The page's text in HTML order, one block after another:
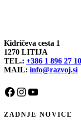
Kidričeva cesta 1
1270 LITIJA
TEL.: +386 1 896 27 10
MAIL: info@razvoj.si
Facebook
Instagram
YouTube
ZADNJE NOVICE